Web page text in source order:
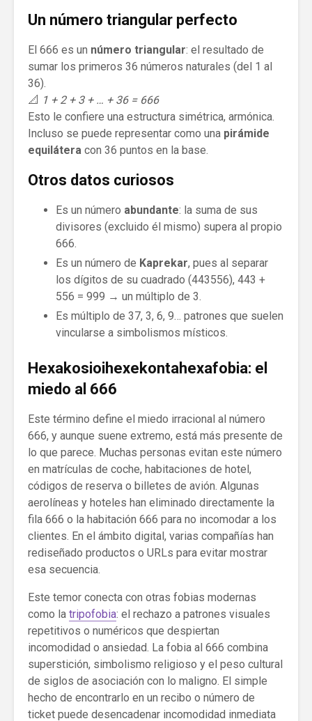
Un número triangular perfecto
El 666 es un número triangular: el resultado de
sumar los primeros 36 números naturales (del 1 al
36).
📐 1 + 2 + 3 + … + 36 = 666
Esto le confiere una estructura simétrica, armónica.
Incluso se puede representar como una pirámide
equilátera con 36 puntos en la base.
Otros datos curiosos
Es un número abundante: la suma de sus
divisores (excluido él mismo) supera al propio
666.
Es un número de Kaprekar, pues al separar
los dígitos de su cuadrado (443556), 443 +
556 = 999 → un múltiplo de 3.
Es múltiplo de 37, 3, 6, 9… patrones que suelen
vincularse a simbolismos místicos.
Hexakosioihexekontahexafobia: el
miedo al 666
Este término define el miedo irracional al número
666, y aunque suene extremo, está más presente de
lo que parece. Muchas personas evitan este número
en matrículas de coche, habitaciones de hotel,
códigos de reserva o billetes de avión. Algunas
aerolíneas y hoteles han eliminado directamente la
fila 666 o la habitación 666 para no incomodar a los
clientes. En el ámbito digital, varias compañías han
rediseñado productos o URLs para evitar mostrar
esa secuencia.
Este temor conecta con otras fobias modernas
como la tripofobia: el rechazo a patrones visuales
repetitivos o numéricos que despiertan
incomodidad o ansiedad. La fobia al 666 combina
superstición, simbolismo religioso y el peso cultural
de siglos de asociación con lo maligno. El simple
hecho de encontrarlo en un recibo o número de
ticket puede desencadenar incomodidad inmediata